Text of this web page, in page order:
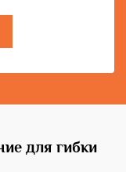
для гибки